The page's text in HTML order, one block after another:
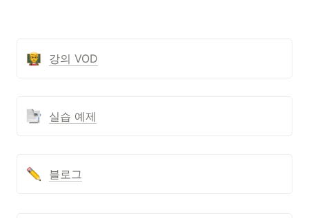
강의 VOD
실습 예제
블로그